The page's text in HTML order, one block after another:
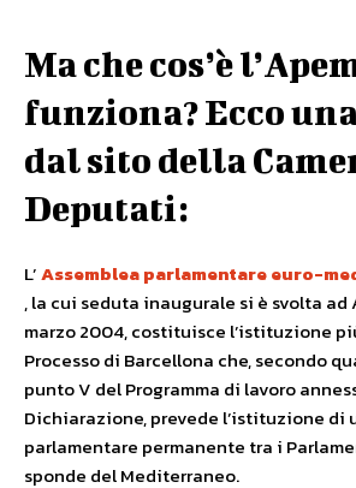
Ma che cos’è
funziona? Ecco
dal sito della
Deputati:
L’Assemblea parlamentare euro-
, la cui seduta inaugurale si è svolta ad
marzo 2004, costituisce l’istituzione
Processo di Barcellona che, secondo
punto V del Programma di lavoro
Dichiarazione, prevede l’istituzione di
parlamentare permanente tra i
sponde del Mediterraneo.